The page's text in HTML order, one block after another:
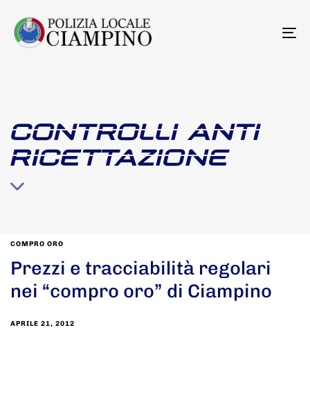
CONTROLLI ANTI
RICETTAZIONE
COMPRO ORO
Prezzi e tracciabilità regolari
nei “compro oro” di Ciampino
APRILE 21, 2012